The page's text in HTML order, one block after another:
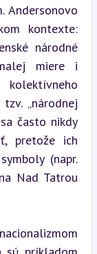
Andersonovo
kontexte:
národné
miere i
„národnej
často nikdy
pretože ich
(napr.
Nad Tatrou